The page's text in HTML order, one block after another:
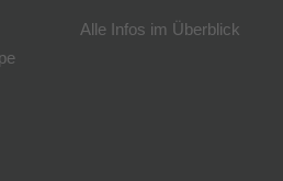
Alle Infos im Überblick